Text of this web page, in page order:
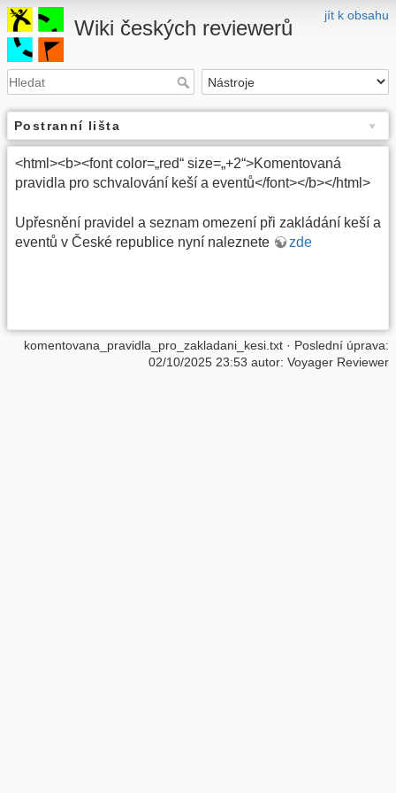
jít k obsahu
Wiki českých reviewerů
Postranní lišta
<html><b><font color=„red“ size=„+2“>Komentovaná
pravidla pro schvalování keší a eventů</font></b></html>
Upřesnění pravidel a seznam omezení při zakládání keší a
eventů v České republice nyní naleznete
zde
komentovana_pravidla_pro_zakladani_kesi.txt · Poslední úprava:
02/10/2025 23:53 autor: Voyager Reviewer